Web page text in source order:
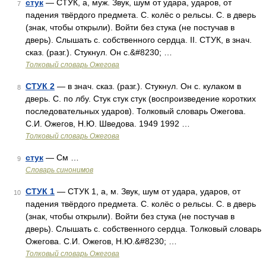
7 стук — СТУК, а, муж. Звук, шум от удара, ударов, от
падения твёрдого предмета. С. колёс о рельсы. С. в дверь
(знак, чтобы открыли). Войти без стука (не постучав в
дверь). Слышать с. собственного сердца. II. СТУК, в знач.
сказ. (разг.). Стукнул. Он с.&#8230; …
Толковый словарь Ожегова
8 СТУК 2 — в знач. сказ. (разг.). Стукнул. Он с. кулаком в
дверь. С. по лбу. Стук стук стук (воспроизведение коротких
последовательных ударов). Толковый словарь Ожегова.
С.И. Ожегов, Н.Ю. Шведова. 1949 1992 …
Толковый словарь Ожегова
9 стук — См …
Словарь синонимов
10 СТУК 1 — СТУК 1, а, м. Звук, шум от удара, ударов, от
падения твёрдого предмета. С. колёс о рельсы. С. в дверь
(знак, чтобы открыли). Войти без стука (не постучав в
дверь). Слышать с. собственного сердца. Толковый словарь
Ожегова. С.И. Ожегов, Н.Ю.&#8230; …
Толковый словарь Ожегова